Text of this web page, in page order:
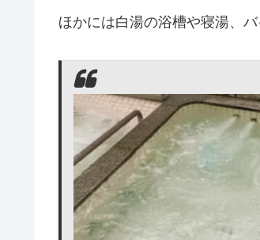
ほかには白湯の浴槽や寝湯、